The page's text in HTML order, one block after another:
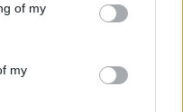
of my
my
PLUS